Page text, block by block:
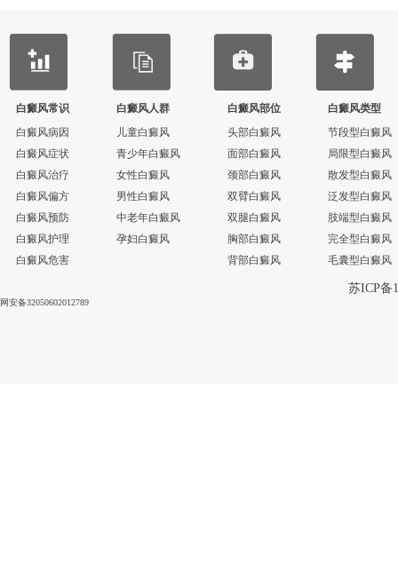
白癜风常识
白癜风病因
白癜风症状
白癜风治疗
白癜风偏方
白癜风预防
白癜风护理
白癜风危害
白癜风人群
儿童白癜风
青少年白癜风
女性白癜风
男性白癜风
中老年白癜风
孕妇白癜风
白癜风部位
头部白癜风
面部白癜风
颈部白癜风
双臂白癜风
双腿白癜风
胸部白癜风
背部白癜风
白癜风类型
节段型白癜风
局限型白癜风
散发型白癜风
泛发型白癜风
肢端型白癜风
完全型白癜风
毛囊型白癜风
苏ICP备
网安备32050602012789